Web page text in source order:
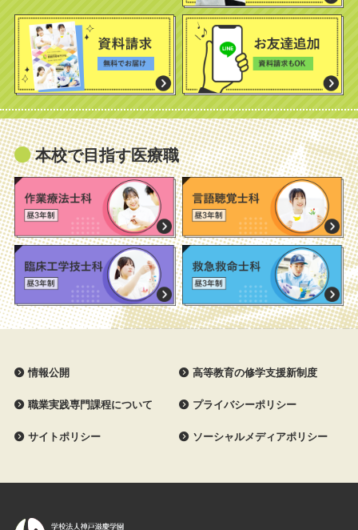
本校で目指す医療職
情報公開 高等教育の修学支援新制度
職業実践専門課程について プライバシーポリシー
サイトポリシー ソーシャルメディアポリシー